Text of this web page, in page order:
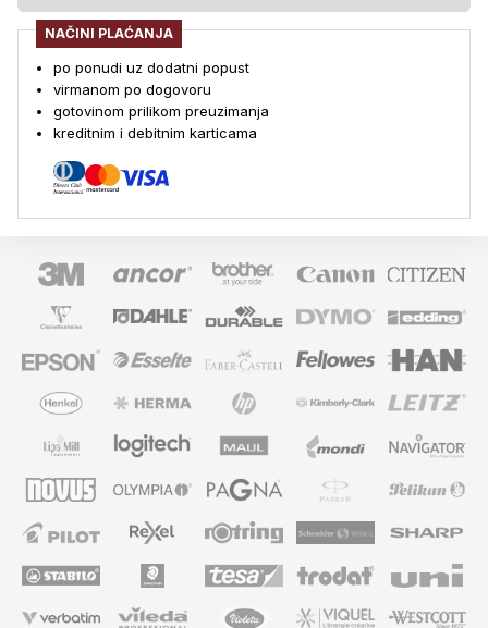
NAČINI PLAĆANJA
po ponudi uz dodatni popust
virmanom po dogovoru
gotovinom prilikom preuzimanja
kreditnim i debitnim karticama